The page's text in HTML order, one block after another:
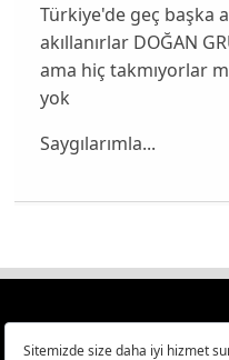
Türkiye'de geç başka
akıllanırlar DOĞAN
ama hiç takmıyorlar
yok
Saygılarımla...